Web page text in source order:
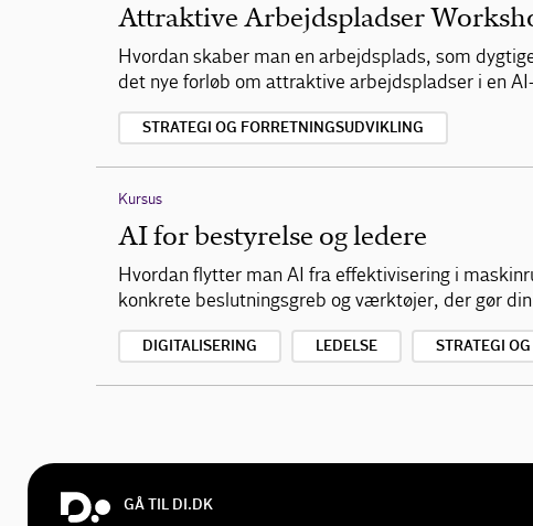
Attraktive Arbejdspladser
Hvordan skaber man en arbejdsplads, som
det nye forløb om attraktive arbejdspladser i en
STRATEGI OG FORRETNINGSUDVIKLING
Kursus
AI for bestyrelse og ledere
Hvordan flytter man AI fra effektivisering i
konkrete beslutningsgreb og værktøjer, der gør
DIGITALISERING LEDELSE STRATEGI
GÅ TIL DI.DK